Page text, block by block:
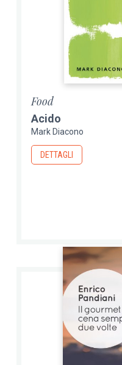
Food
Acido
Mark Diacono
DETTAGLI